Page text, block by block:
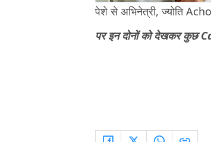
पेशे से अभिनेत्री, ज्योति
पर इन दोनों को देखकर कुछ